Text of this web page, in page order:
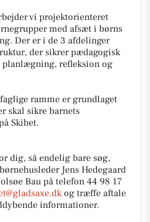
vi projektorienteret
med afsæt i børns
Der er i de 3 afdelinger
der sikrer pædagogisk
planlægning, refleksion og
ramme er grundlaget
skal sikre barnets
Skibet.
dig, så endelig bare søg,
Jens Hedegaard
Bau på telefon 44 98 17
og træffe aftale
informationer.